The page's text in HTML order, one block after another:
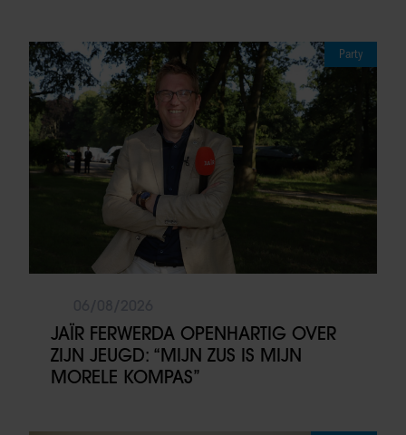
Party
JAÏR FERWERDA OPENHARTIG OVER
ZIJN JEUGD: “MIJN ZUS IS MIJN
MORELE KOMPAS”